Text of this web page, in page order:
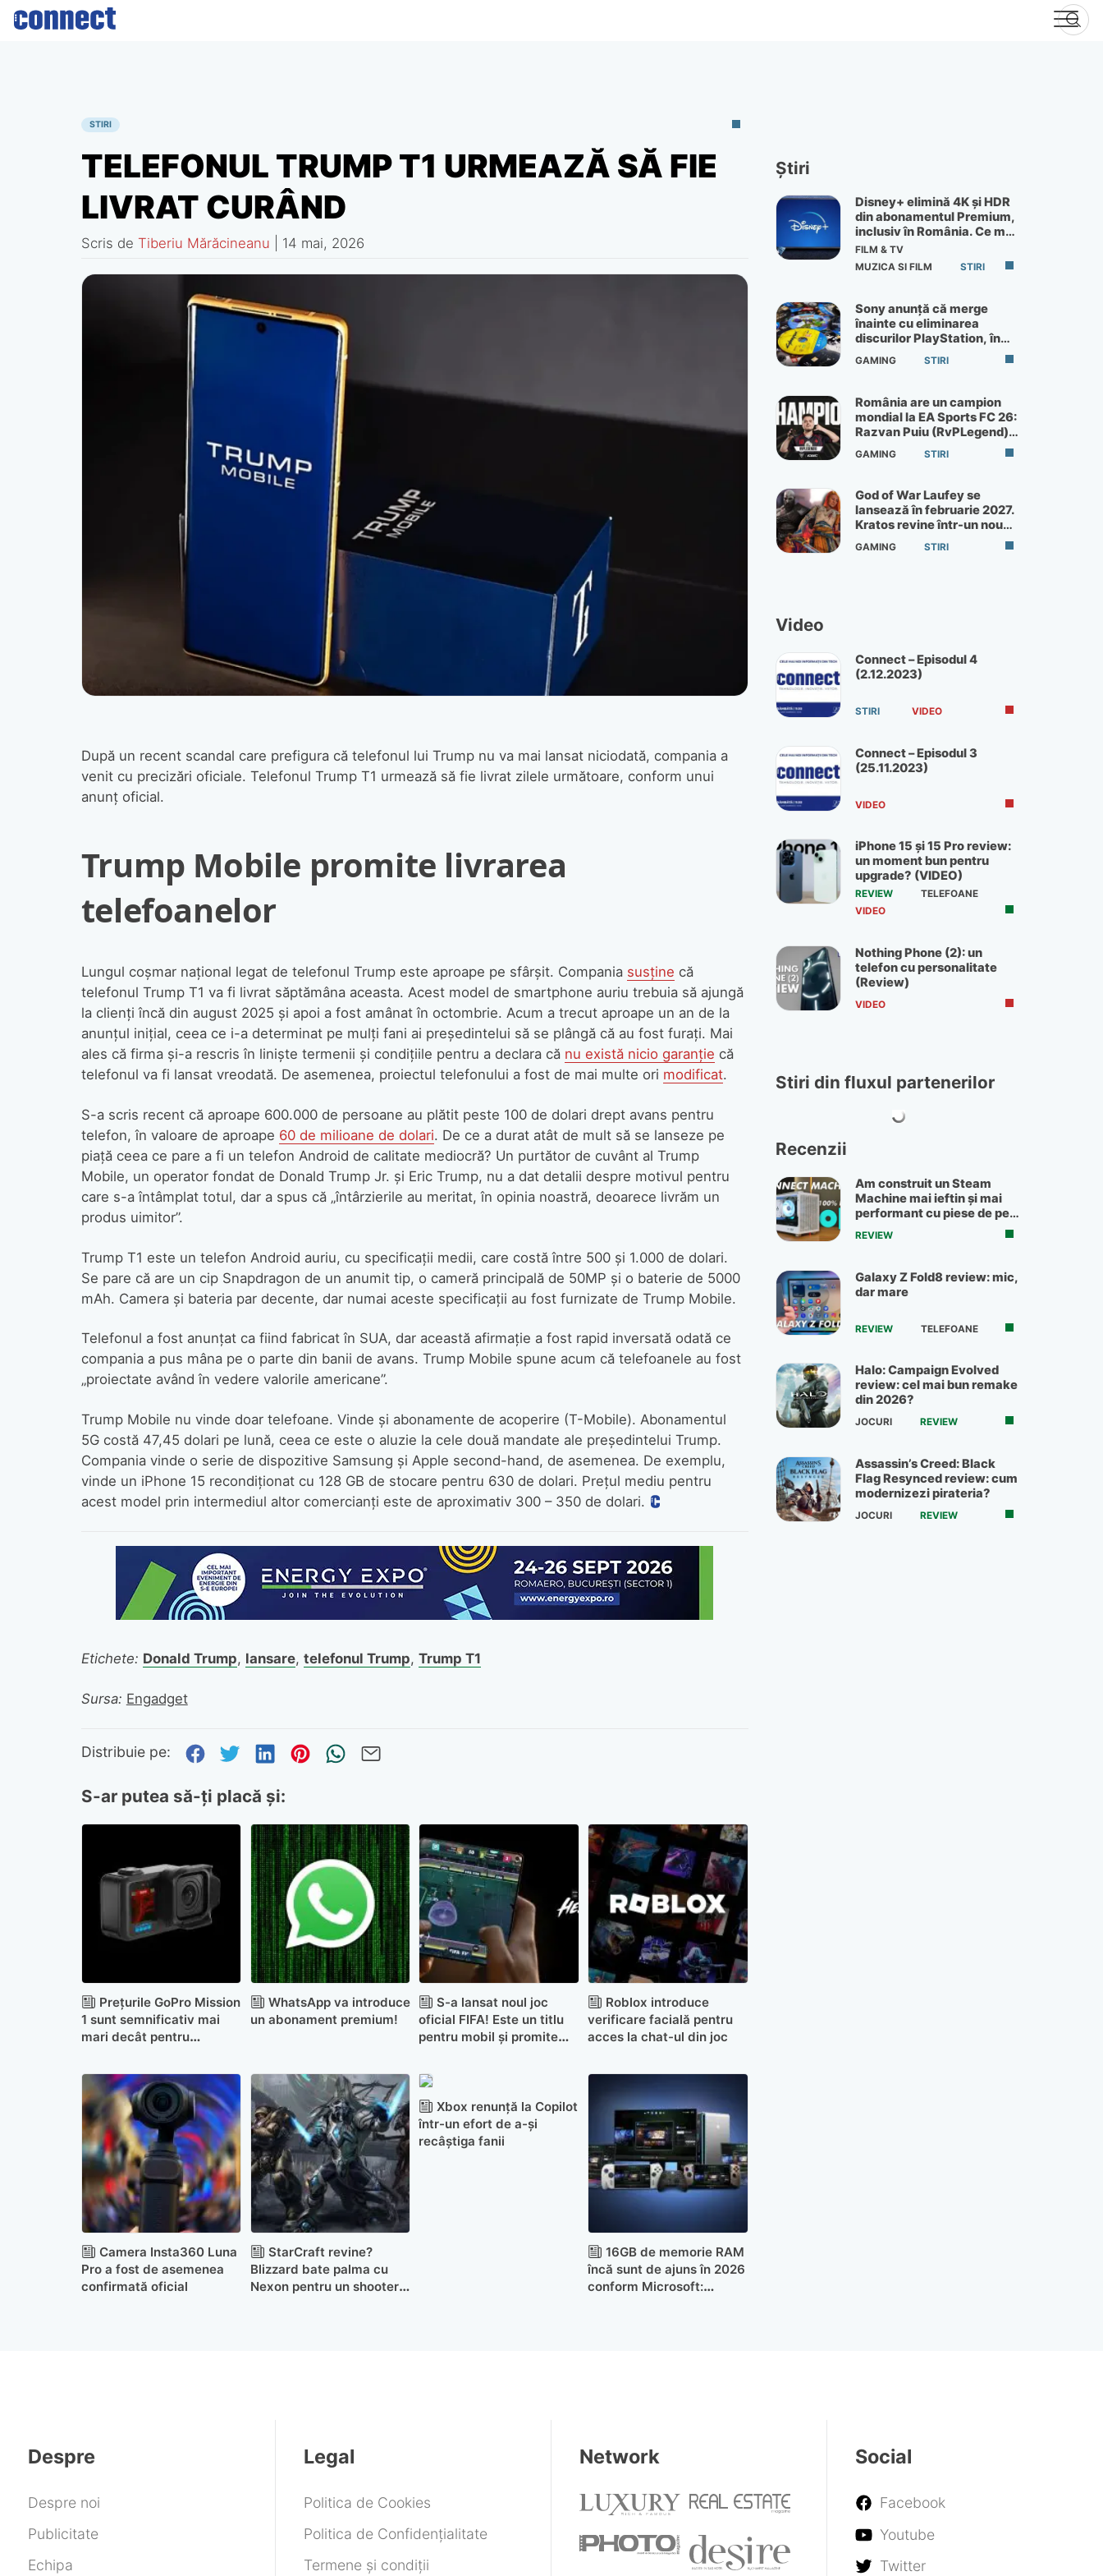
Skip
STIRI
TELEFONUL TRUMP T1 URMEAZĂ SĂ FIE
LIVRAT CURÂND
Scris de Tiberiu Mărăcineanu 14 mai, 2026
După un recent scandal care prefigura că telefonul lui Trump nu va mai lansat niciodată, compania a
venit cu precizări oficiale. Telefonul Trump T1 urmează să fie livrat zilele următoare, conform unui
anunț oficial.
Trump Mobile promite livrarea
telefoanelor
Lungul coșmar național legat de telefonul Trump este aproape pe sfârșit. Compania susține că
telefonul Trump T1 va fi livrat săptămâna aceasta. Acest model de smartphone auriu trebuia să ajungă
la clienți încă din august 2025 și apoi a fost amânat în octombrie. Acum a trecut aproape un an de la
anunțul inițial, ceea ce i-a determinat pe mulți fani ai președintelui să se plângă că au fost furați. Mai
ales că firma și-a rescris în liniște termenii și condițiile pentru a declara că nu există nicio garanție că
telefonul va fi lansat vreodată. De asemenea, proiectul telefonului a fost de mai multe ori modificat.
S-a scris recent că aproape 600.000 de persoane au plătit peste 100 de dolari drept avans pentru
telefon, în valoare de aproape 60 de milioane de dolari. De ce a durat atât de mult să se lanseze pe
piață ceea ce pare a fi un telefon Android de calitate mediocră? Un purtător de cuvânt al Trump
Mobile, un operator fondat de Donald Trump Jr. și Eric Trump, nu a dat detalii despre motivul pentru
care s-a întâmplat totul, dar a spus că „întârzierile au meritat, în opinia noastră, deoarece livrăm un
produs uimitor”.
Trump T1 este un telefon Android auriu, cu specificații medii, care costă între 500 și 1.000 de dolari.
Se pare că are un cip Snapdragon de un anumit tip, o cameră principală de 50MP și o baterie de 5000
mAh. Camera și bateria par decente, dar numai aceste specificații au fost furnizate de Trump Mobile.
Telefonul a fost anunțat ca fiind fabricat în SUA, dar această afirmație a fost rapid inversată odată ce
compania a pus mâna pe o parte din banii de avans. Trump Mobile spune acum că telefoanele au fost
„proiectate având în vedere valorile americane”.
Trump Mobile nu vinde doar telefoane. Vinde și abonamente de acoperire (T-Mobile). Abonamentul
5G costă 47,45 dolari pe lună, ceea ce este o aluzie la cele două mandate ale președintelui Trump.
Compania vinde o serie de dispozitive Samsung și Apple second-hand, de asemenea. De exemplu,
vinde un iPhone 15 recondiționat cu 128 GB de stocare pentru 630 de dolari. Prețul mediu pentru
acest model prin intermediul altor comercianți este de aproximativ 300 – 350 de dolari.
Etichete: Donald Trump, lansare, telefonul Trump, Trump T1
Sursa: Engadget
Distribuie pe: Distribuie pe Facebook
Distribuie pe Twitter
Distribuie pe LinkedIn
Distribuie pe Pinterest
Trimite prin whatsapp
S-ar putea să-ți placă și:
Prețurile GoPro Mission
1 sunt semnificativ mai
mari decât pentru
WhatsApp va introduce
un abonament premium!
S-a lansat noul joc
oficial FIFA! Este un titlu
pentru mobil și promite
Motorola
Roblox introduce
verificare facială pentru
acces la chat-ul din joc
Camera Insta360 Luna
Pro a fost de asemenea
confirmată oficial
StarCraft revine?
Blizzard bate palma cu
Nexon pentru un shooter
Xbox renunță la Copilot
într-un efort de a-și
recâștiga fanii
16GB de memorie RAM
încă sunt de ajuns în 2026
conform Microsoft:
Știri
Disney+ elimină 4K și HDR
din abonamentul Premium,
inclusiv în România. Ce mai
primești de 60 lei pe lună
FILM & TV
MUZICA SI FILM
STIRI
Sony anunță că merge
înainte cu eliminarea
discurilor PlayStation, în
ciuda protestelor
GAMING STIRI
România are un campion
mondial la EA Sports FC 26:
Razvan Puiu (RvPLegend)
câștigă turneul de la Paris
GAMING STIRI
God of War Laufey se
lansează în februarie 2027.
Kratos revine într-un nou
God of War
GAMING STIRI
Video
Connect – Episodul 4
(2.12.2023)
STIRI VIDEO
Connect – Episodul 3
(25.11.2023)
VIDEO
iPhone 15 și 15 Pro review:
un moment bun pentru
upgrade? (VIDEO)
REVIEW
TELEFOANE
VIDEO
Nothing Phone (2): un
telefon cu personalitate
(Review)
VIDEO
Stiri din fluxul partenerilor
Recenzii
Am construit un Steam
Machine mai ieftin și mai
performant cu piese de pe
OLX
REVIEW
Galaxy Z Fold8 review: mic,
dar mare
REVIEW TELEFOANE
Halo: Campaign Evolved
review: cel mai bun remake
din 2026?
JOCURI REVIEW
Assassin’s Creed: Black
Flag Resynced review: cum
modernizezi pirateria?
JOCURI REVIEW
Despre
Despre noi
Publicitate
Echipa
Legal
Politica de Cookies
Politica de Confidențialitate
Termene și condiții
Network Social
Facebook
Youtube
Twitter